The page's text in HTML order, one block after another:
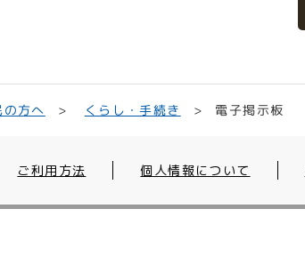
の方へ くらし・手続き 電子掲示板
ご利用方法 個人情報について